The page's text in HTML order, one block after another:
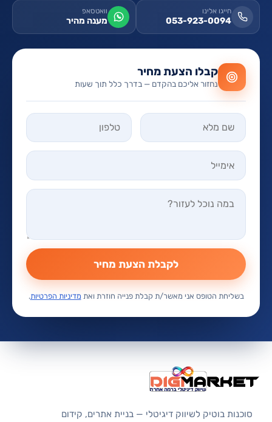
חייגו אלינו
053-923-0094
וואטסאפ
מענה מהיר
קבלו הצעת מחיר
נחזור אליכם בהקדם — בדרך כלל תוך שעות
לקבלת הצעת מחיר
בשליחת הטופס אני מאשר/ת קבלת פנייה חוזרת ואת מדיניות הפרטיות.
אל תמלאו שדה זה
סוכנות בוטיק לשיווק דיגיטלי — בניית אתרים, קידום